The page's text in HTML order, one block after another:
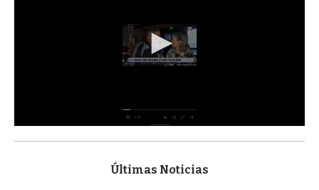
s
Últimas Noticias